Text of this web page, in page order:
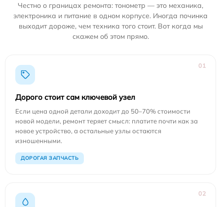
Честно о границах ремонта: тонометр — это механика,
электроника и питание в одном корпусе. Иногда починка
выходит дороже, чем техника того стоит. Вот когда мы
скажем об этом прямо.
01
Дорого стоит сам ключевой узел
Если цена одной детали доходит до 50–70% стоимости
новой модели, ремонт теряет смысл: платите почти как за
новое устройство, а остальные узлы остаются
изношенными.
ДОРОГАЯ ЗАПЧАСТЬ
02